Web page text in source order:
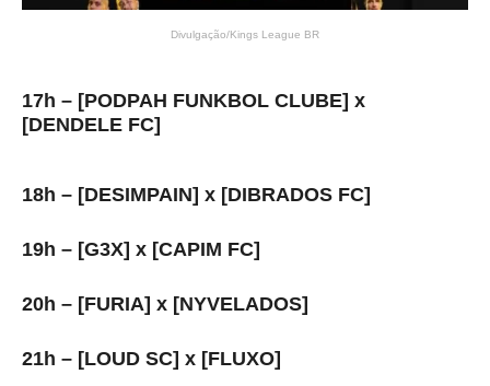
Divulgação/Kings League BR
17h – [PODPAH FUNKBOL CLUBE] x
[DENDELE FC]
18h – [DESIMPAIN] x [DIBRADOS FC]
19h – [G3X] x [CAPIM FC]
20h – [FURIA] x [NYVELADOS]
21h – [LOUD SC] x [FLUXO]